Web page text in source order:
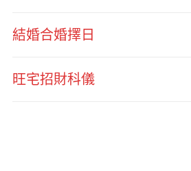
結婚合婚擇日
旺宅招財科儀